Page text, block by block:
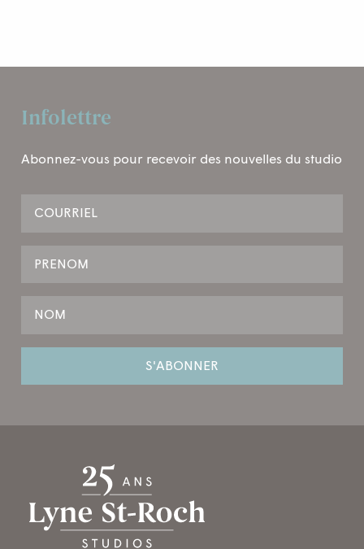
Infolettre
Abonnez-vous pour recevoir des nouvelles du studio